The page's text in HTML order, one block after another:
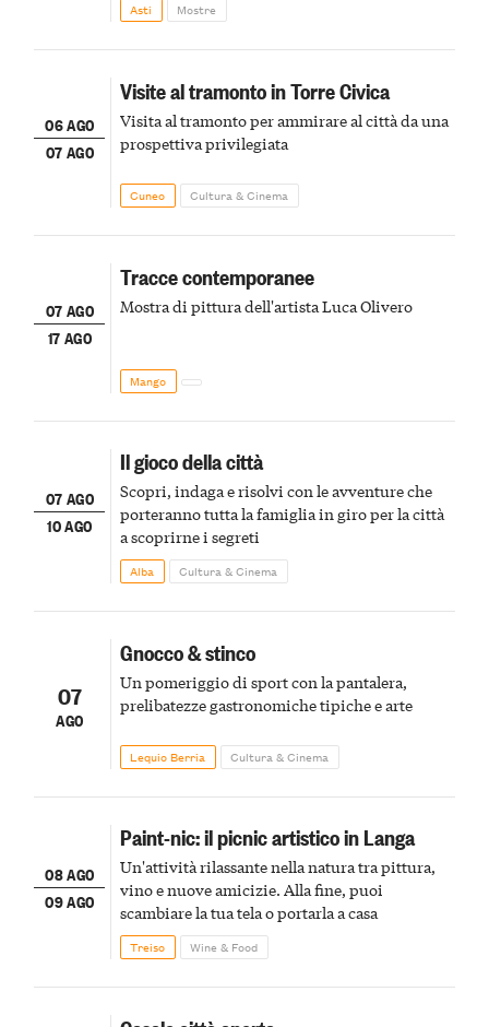
Asti Mostre
06 AGO
07 AGO
Visite al tramonto in Torre Civica
Visita al tramonto per ammirare al città da una
prospettiva privilegiata
Cuneo Cultura & Cinema
07 AGO
17 AGO
Tracce contemporanee
Mostra di pittura dell'artista Luca Olivero
Mango
07 AGO
10 AGO
Il gioco della città
Scopri, indaga e risolvi con le avventure che
porteranno tutta la famiglia in giro per la città
a scoprirne i segreti
Alba Cultura & Cinema
07
AGO
Gnocco & stinco
Un pomeriggio di sport con la pantalera,
prelibatezze gastronomiche tipiche e arte
Lequio Berria Cultura & Cinema
08 AGO
09 AGO
Paint-nic: il picnic artistico in Langa
Un'attività rilassante nella natura tra pittura,
vino e nuove amicizie. Alla fine, puoi
scambiare la tua tela o portarla a casa
Treiso Wine & Food